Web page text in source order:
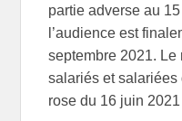
partie adverse au
l’audience est
septembre 2021.
salariés et
rose du 16 juin